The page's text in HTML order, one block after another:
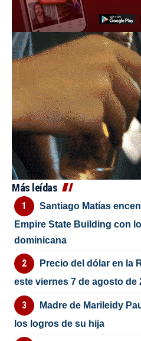
Más leídas
Santiago Matías
Empire State Building con
dominicana
Precio del dólar en la
este viernes 7 de agosto de
Madre de Marileidy
los logros de su hija